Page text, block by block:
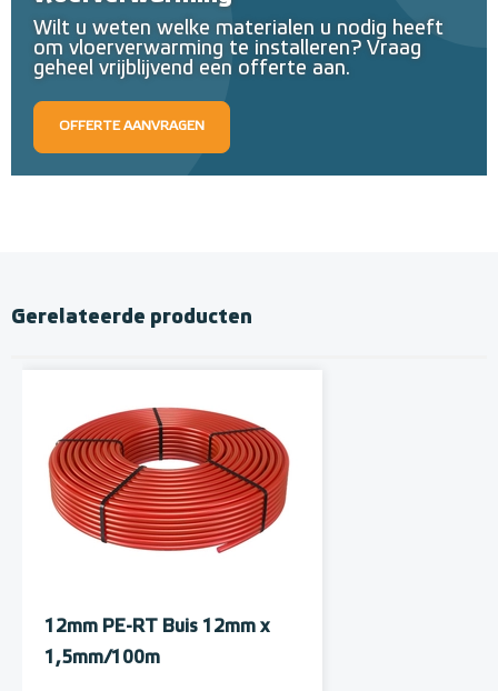
Wilt u weten welke materialen u nodig heeft
om vloerverwarming te installeren? Vraag
geheel vrijblijvend een offerte aan.
OFFERTE AANVRAGEN
Gerelateerde producten
12mm PE-RT Buis 12mm x
1,5mm/100m